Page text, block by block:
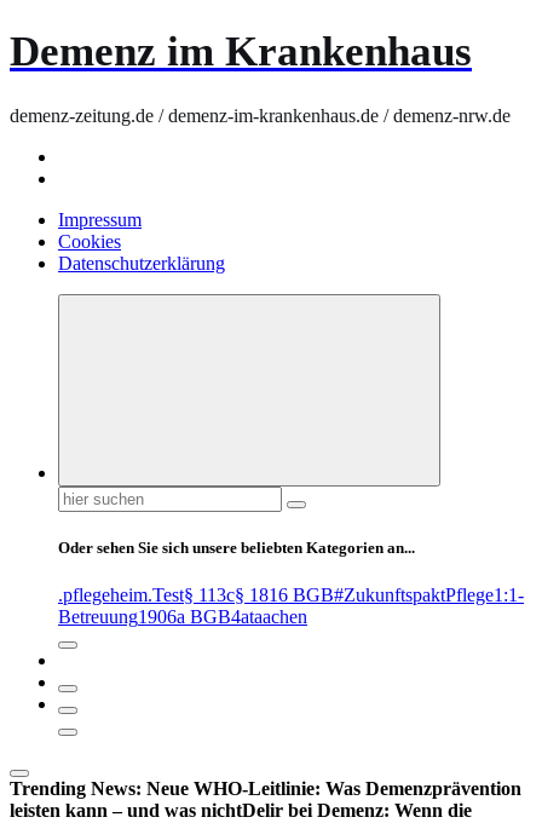
Demenz im Krankenhaus
demenz-zeitung.de / demenz-im-krankenhaus.de / demenz-nrw.de
Impressum
Cookies
Datenschutzerklärung
Suchen
nach:
Oder sehen Sie sich unsere beliebten Kategorien an...
.pflegeheim.Test§ 113c§ 1816 BGB#ZukunftspaktPflege1:1-
Betreuung1906a BGB4ataachen
Trending News: Neue WHO-Leitlinie: Was Demenzprävention
leisten kann – und was nichtDelir bei Demenz: Wenn die